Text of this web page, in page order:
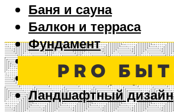
Баня и сауна
Балкон и терраса
Фундамент
Ворота и забор
Дизайн интерьера
Ландшафтный дизайн